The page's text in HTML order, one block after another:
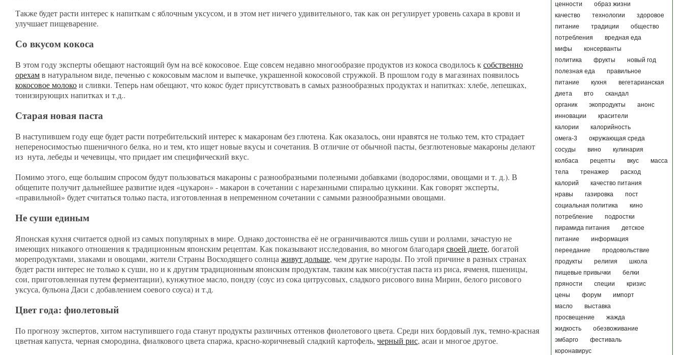
ценности
образ жизни
качество
технологии
здоровое
питание
традиции
общество
потребления
вредная еда
мифы
консерванты
политика
фрукты
новый год
полезная еда
правильное
питание
кухня
вегетарианская
диета
вто
скандал
органик
экопродукты
анонс
инновации
красители
калории
калорийность
омега-3
окружающая среда
сосуды
вино
кулинария
колбаса
рецепты вкус
масса
тела
тренажер
расход
калорий
качество питания
нравы
газировка
пост
социальная политика
кино
потребление
подростки
пирамида питания
детское
питание
информация
переедание
продовольствие
продукты
религия
школа
пищевые привычки
белки
пряности
специи
кризис
цены
форум
импорт
масло
выставка
просвещение
жажда
жидкость
обезвоживание
эмбарго
фестиваль
коронавирус
Также будет расти интерес к напиткам с яблочным уксусом, и в этом нет ничего удивительного, так как он регулирует уровень сахара в крови и
улучшает пищеварение.
Со вкусом кокоса
В этом году эксперты обещают настоящий бум на всё кокосовое. Еще совсем недавно многообразие продуктов из кокоса сводилось ксобственно
орехамв натуральном виде, печенью с кокосовым маслом и выпечке, украшенной кокосовой стружкой. В прошлом году в магазинах появилось
кокосовое молокои сливки. Теперь нам обещают, что кокос будет присутствовать в самых разнообразных продуктах и напитках: хлебе, лепешках,
тонизирующих напитках и т.д..
Старая новая паста
В наступившем году еще будет расти потребительский интерес к макаронам без глютена. Как оказалось, они нравятся не только тем, кто страдает
непереносимостью пшеничного белка, но и тем, кто ищет новые вкусы и сочетания. В отличие от обычной пасты, безглютеновые макароны делают
из нута, лебеды и чечевицы, что придает им специфический вкус.
Помимо этого, еще большим спросом будут пользоваться макароны с разнообразными полезными добавками (водорослями, овощами и т. д.). В
общепите получит дальнейшее развитие идея «цукарон» - макарон в сочетании с нарезанными спиралью цуккини. Как говорят эксперты,
«правильной» будет считаться только паста, изготовленная в непременном сочетании с самыми разнообразными овощами.
Не суши единым
Японская кухня считается одной из самых популярных в мире. Однако достоинства её не ограничиваются лишь суши и роллами, зачастую не
имеющих никакого отношения к традиционным японским рецептам. Как показывают исследования, во многом благодарясвоей диете, богатой
морепродуктами, злаками и овощами, жители Страны Восходящего солнца живут дольше, чем другие народы. По этой причине в разных странах
будет расти интерес не только к суши, но и к другим традиционным японским продуктам, таким как мисо(густая паста из риса, ячменя, пшеницы,
сои, приготовленная путем ферментации), кунжутное масло, пондзу (соус из сока цитрусовых, сладкого рисового вина Мирин, белого рисового
уксуса, бульона Даси с добавлением соевого соуса) и т.д.
Цвет года: фиолетовый
По прогнозу экспертов, хитом наступившего года станут продукты различных оттенков фиолетового цвета. Среди них бордовый лук, темно-красная
цветная капуста, черная смородина, фиалкового цвета спаржа, красно-коричневый сладкий картофель, черный рис, асаи и многое другое.